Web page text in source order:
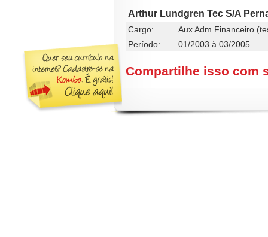
Arthur Lundgren Tec S/A
Cargo:
Aux Adm Financeiro
Período:
01/2003 à 03/2005
Compartilhe isso com